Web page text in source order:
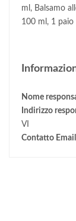
ml, Balsamo
100 ml, 1
Nome
Indirizzo
VI
Contatto